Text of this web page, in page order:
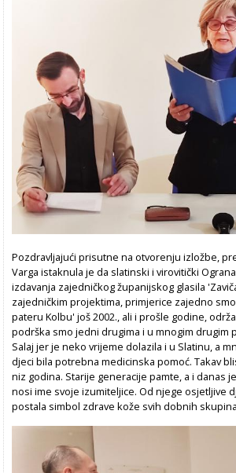
Pozdravljajući prisutne na otvorenju izložbe,
Varga istaknula je da slatinski i virovitički
izdavanja zajedničkog županijskog glasila
zajedničkim projektima, primjerice zajedno
pateru Kolbu' još 2002., ali i prošle godine,
podrška smo jedni drugima i u mnogim drugim
Salaj jer je neko vrijeme dolazila i u Slatinu, a
djeci bila potrebna medicinska pomoć. Takav
niz godina. Starije generacije pamte, a i danas
nosi ime svoje izumiteljice. Od njege osjetljive
postala simbol zdrave kože svih dobnih